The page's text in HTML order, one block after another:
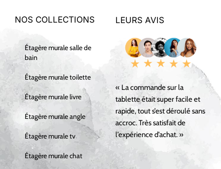
NOS COLLECTIONS
Étagère murale salle de
bain
Étagère murale toilette
Étagère murale livre
Étagère murale angle
Étagère murale tv
Étagère murale chat
LEURS AVIS
« La commande sur la
tablette était super facile et
rapide, tout s’est déroulé sans
accroc. Très satisfait de
l’expérience d’achat. »